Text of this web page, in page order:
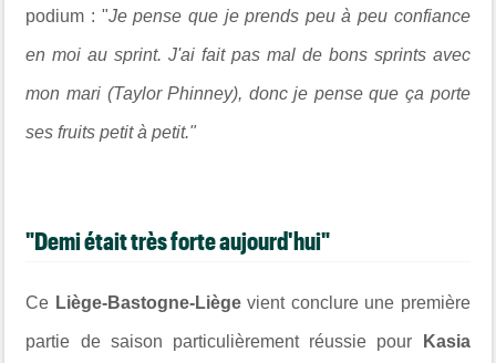
podium : "Je pense que je prends peu à peu confiance
en moi au sprint. J'ai fait pas mal de bons sprints avec
mon mari (Taylor Phinney), donc je pense que ça porte
ses fruits petit à petit."
"Demi était très forte aujourd'hui"
Ce Liège-Bastogne-Liègevient conclure une première
partie de saison particulièrement réussie pour Kasia